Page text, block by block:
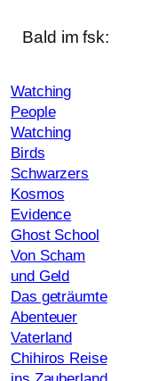
Bald im fsk:
Watching
People
Watching
Birds
Schwarzers
Kosmos
Evidence
Ghost School
Von Scham
und Geld
Das geträumte
Abenteuer
Vaterland
Chihiros Reise